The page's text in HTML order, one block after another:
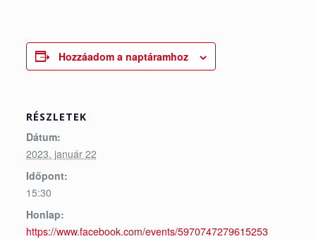
Hozzáadom a naptáramhoz
RÉSZLETEK
Dátum:
2023. január 22
Időpont:
15:30
Honlap:
https://www.facebook.com/events/5970747279615253